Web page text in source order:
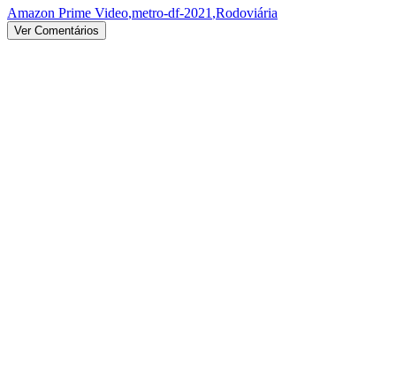
Amazon Prime Video,metro-df-2021,Rodoviária
Ver Comentários